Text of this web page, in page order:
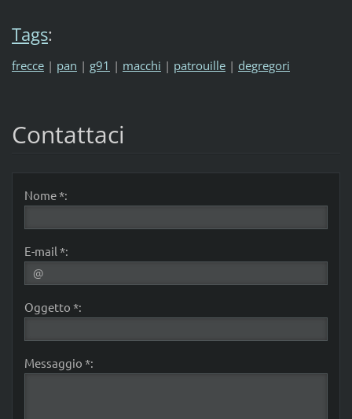
Tags:
frecce | pan | g91 | macchi | patrouille | degregori
Contattaci
Nome *:
E-mail *:
Oggetto *:
Messaggio *: